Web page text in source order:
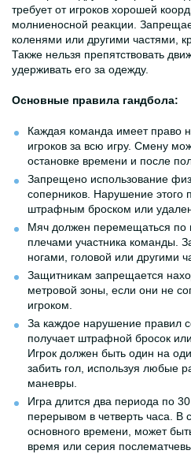
требует от игроков хорошей
молниеносной реакции.
коленями или другими частями,
Также нельзя препятствовать
удерживать его за одежду.
Основные правила гандбола:
Каждая команда имеет право
игроков за всю игру. Смену
остановке времени и после
Запрещено использование
соперников. Нарушение этого
штрафным броском или
Мяч должен перемещаться по
плечами участника команды.
ногами, головой или другими
Защитникам запрещается
метровой зоны, если они не
игроком.
За каждое нарушение правил
получает штрафной бросок
Игрок должен быть один на
забить гол, используя любые
маневры.
Игра длится два периода по
перерывом в четверть часа. В
основного времени, может
время или серия